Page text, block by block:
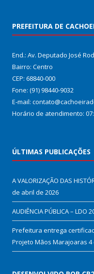
PREFEITURA DE
End.: Av. Deputado José
Bairro: Centro
CEP: 68840-000
Fone: (91) 98440-9032
E-mail:
Horário de atendimento:
ÚLTIMAS PUBLICAÇÕES
A VALORIZAÇÃO DAS
de abril de 2026
AUDIÊNCIA PÚBLICA – LDO
Prefeitura entrega
Projeto Mãos Marajoaras 4